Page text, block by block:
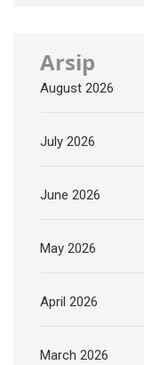
Arsip
August 2026
July 2026
June 2026
May 2026
April 2026
March 2026